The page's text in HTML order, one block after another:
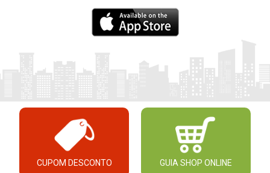
CUPOM DESCONTO GUIA SHOP ONLINE